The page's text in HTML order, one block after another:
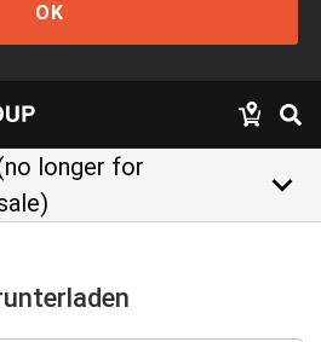
OK
longer for
keyboard_arrow_down